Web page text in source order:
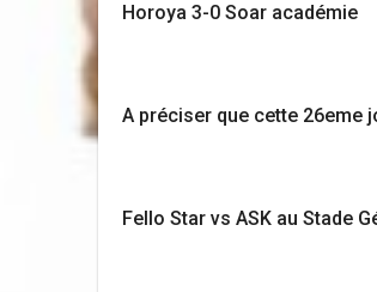
Horoya 3-0 Soar académie
A préciser que cette 26eme
Fello Star vs ASK au Stade